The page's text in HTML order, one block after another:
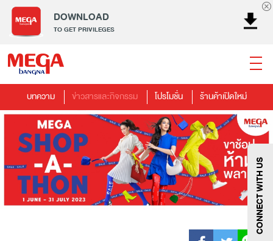
DOWNLOAD
TO GET PRIVILEGES
ธนาคาร ร้านอาหาร เอ็นเตอร์เทนเม้นท์
แฟชั่น
เครื่องประดับ
การตกแต่งบ้าน แม่และเด็ก
ไลฟ์สไตล์
บริการ
เมกา สมาร์ท คิดส์ กีฬา
ซูเปอร์มาร์เก็ต
แกดเจ็ตและเทคโนโลยี
สุขภาพและความงาม CONNECT WITH US
บทความ ข่าวสารและกิจกรรม โปรโมชั่น ร้านค้าเปิดใหม่